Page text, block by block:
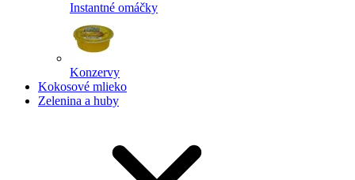
Instantné omáčky
Konzervy
Kokosové mlieko
Zelenina a huby